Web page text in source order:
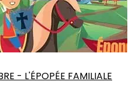
- L'ÉPOPÉE FAMILIALE